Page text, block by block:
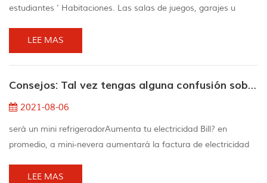
estudiantes ' Habitaciones. Las salas de juegos, garajes u
adicionales para mantener las bebidas y los bocadillos frescos y
evitar que los usuarios tengan un trekking hasta el principal
nevera debería También se lim...
LEE MAS
Consejos: Tal vez tengas alguna confusión sobre el mini refrigerador
2021-08-06
será un mini refrigeradorAumenta tu electricidad Bill? en
promedio, a mini-nevera aumentará la factura de electricidad
electricidad varían según la marca, el modelo y la instalación
LEE MAS